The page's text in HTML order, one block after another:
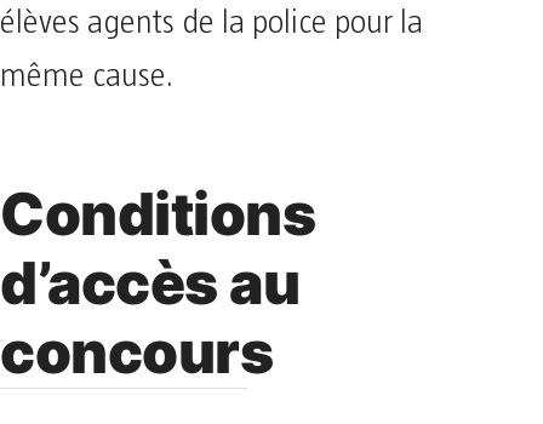
élèves agents de la police pour la
même cause.
Conditions
d’accès au
concours